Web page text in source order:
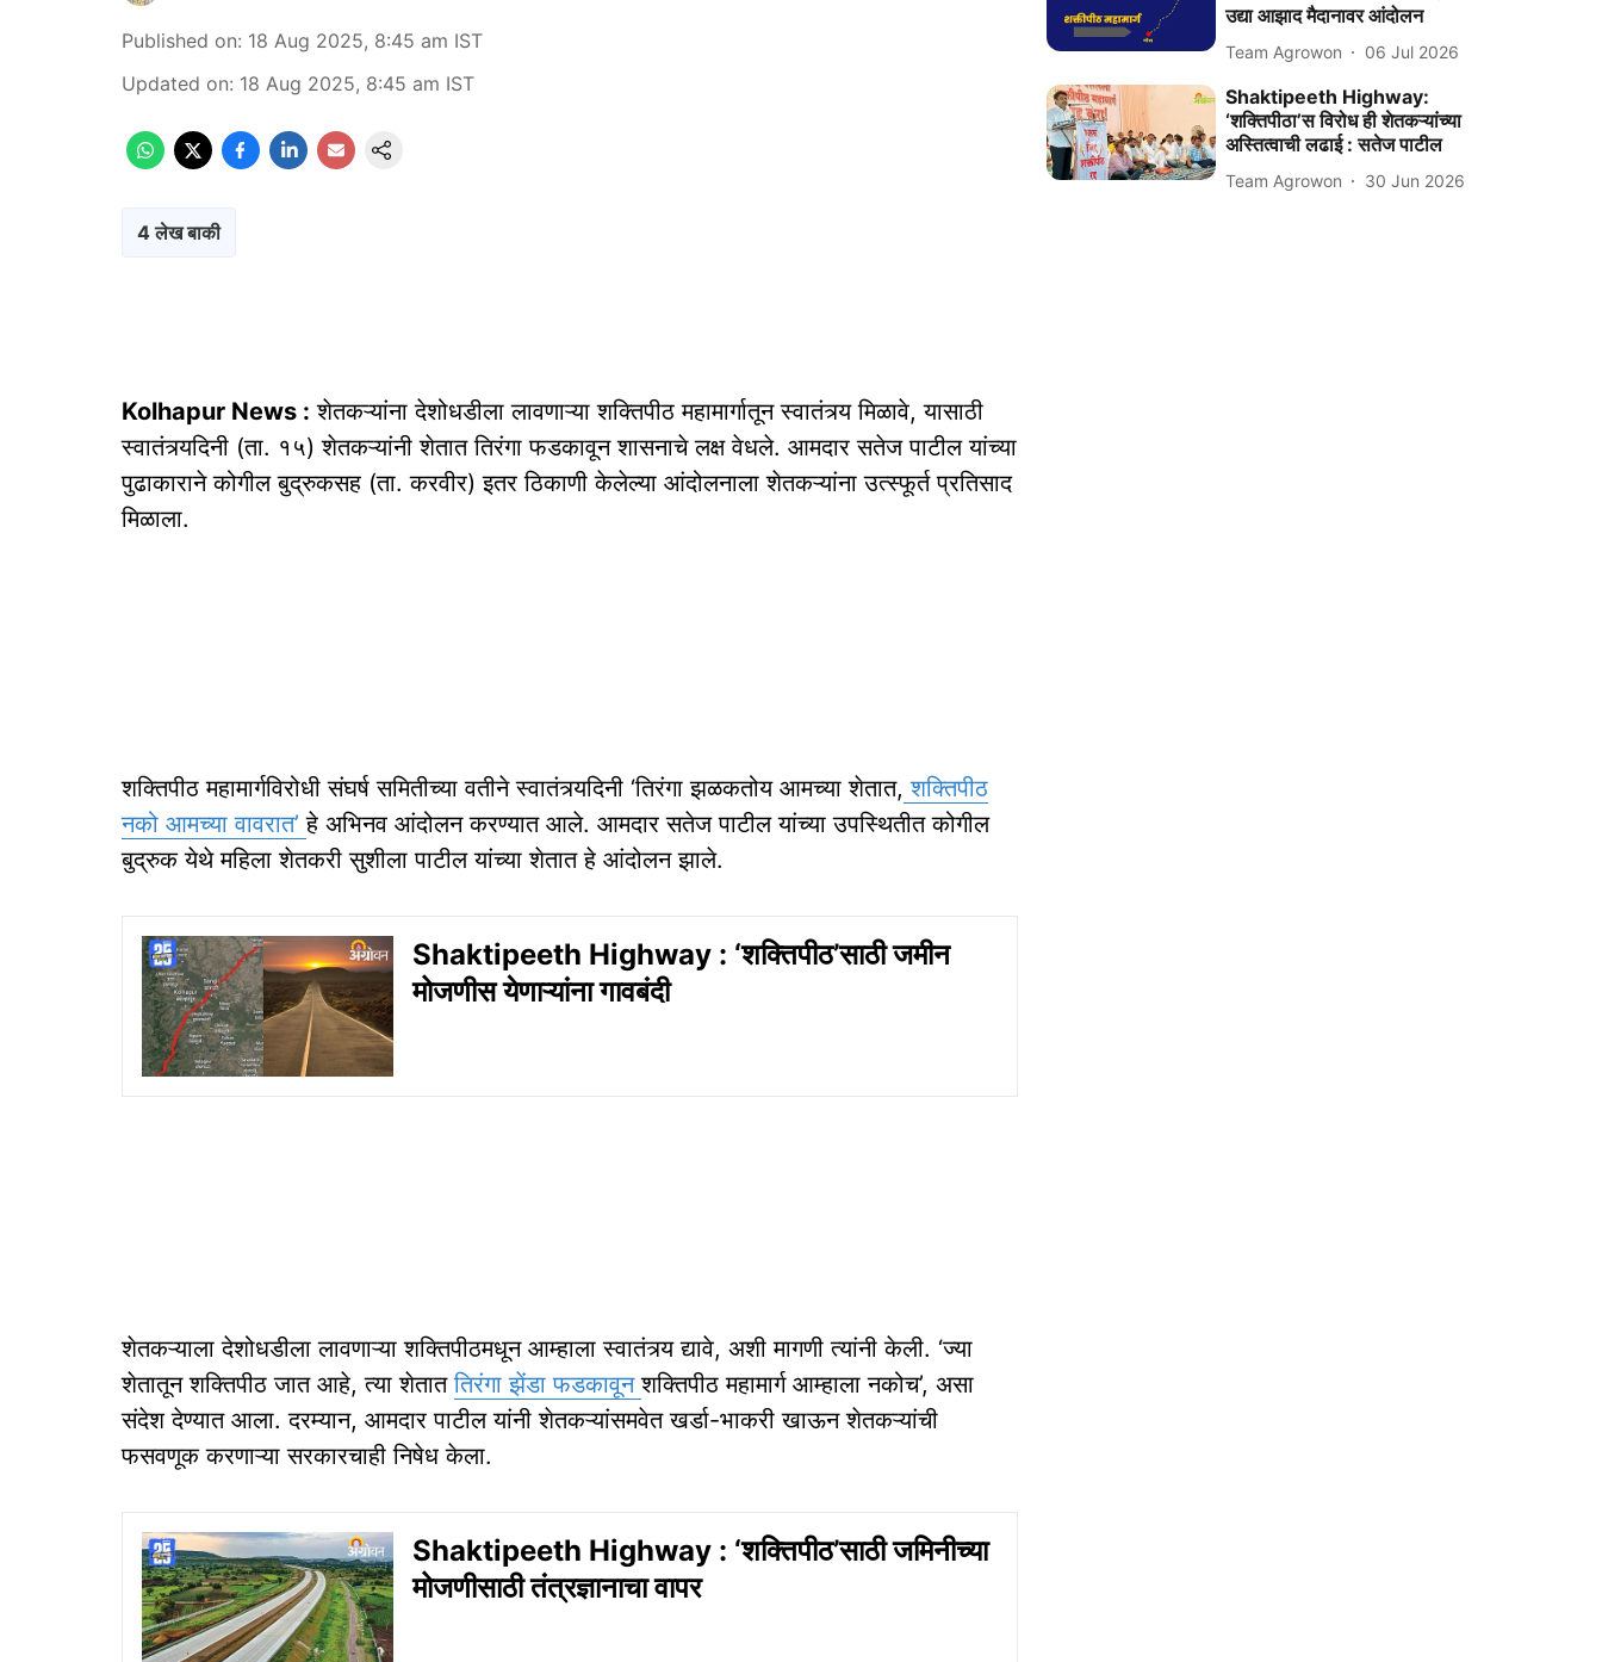
Published on: 18 Aug 2025, 8:45 am IST
Updated on: 18 Aug 2025, 8:45 am IST
4 लेख बाकी
Kolhapur News : शेतकऱ्यांना देशोधडीला लावणाऱ्या शक्तिपीठ महामार्गातून स्वातंत्र्य मिळावे, यासाठी
स्वातंत्र्यदिनी (ता. १५) शेतकऱ्यांनी शेतात तिरंगा फडकावून शासनाचे लक्ष वेधले. आमदार सतेज पाटील यांच्या
पुढाकाराने कोगील बुद्रुकसह (ता. करवीर) इतर ठिकाणी केलेल्या आंदोलनाला शेतकऱ्यांना उत्स्फूर्त प्रतिसाद
मिळाला.
शक्तिपीठ महामार्गविरोधी संघर्ष समितीच्या वतीने स्वातंत्र्यदिनी ‘तिरंगा झळकतोय आमच्या शेतात, शक्तिपीठ
नको आमच्या वावरात’हे अभिनव आंदोलन करण्यात आले. आमदार सतेज पाटील यांच्या उपस्थितीत कोगील
बुद्रुक येथे महिला शेतकरी सुशीला पाटील यांच्या शेतात हे आंदोलन झाले.
Shaktipeeth Highway : ‘शक्तिपीठ’साठी जमीन
मोजणीस येणाऱ्यांना गावबंदी
शेतकऱ्याला देशोधडीला लावणाऱ्या शक्तिपीठमधून आम्हाला स्वातंत्र्य द्यावे, अशी मागणी त्यांनी केली. ‘ज्या
शेतातून शक्तिपीठ जात आहे, त्या शेताततिरंगा झेंडा फडकावूनशक्तिपीठ महामार्ग आम्हाला नकोच’, असा
संदेश देण्यात आला. दरम्यान, आमदार पाटील यांनी शेतकऱ्यांसमवेत खर्डा-भाकरी खाऊन शेतकऱ्यांची
फसवणूक करणाऱ्या सरकारचाही निषेध केला.
Shaktipeeth Highway : ‘शक्तिपीठ’साठी जमिनीच्या
मोजणीसाठी तंत्रज्ञानाचा वापर
उद्या आझाद मैदानावर आंदोलन
Team Agrowon 06 Jul 2026
Shaktipeeth Highway:
‘शक्तिपीठा’स विरोध ही शेतकऱ्यांच्या
अस्तित्वाची लढाई : सतेज पाटील
Team Agrowon 30 Jun 2026